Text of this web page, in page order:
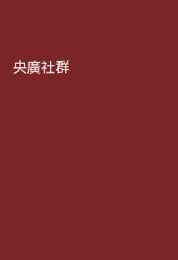
央廣社群